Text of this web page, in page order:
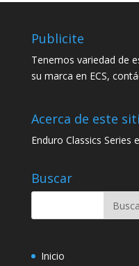
Publicite
Tenemos variedad de
su marca en ECS,
Acerca de este
Enduro Classics Series
Buscar
Inicio